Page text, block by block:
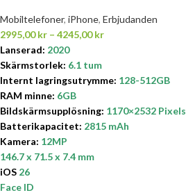
Mobiltelefoner, iPhone, Erbjudanden
2995,00kr – 4245,00kr
Lanserad: 2020
Skärmstorlek: 6.1 tum
Internt lagringsutrymme: 128-512GB
RAM minne: 6GB
Bildskärmsupplösning: 1170×2532 Pixels
Batterikapacitet: 2815 mAh
Kamera: 12MP
146.7 x 71.5 x 7.4 mm
iOS 26
Face ID